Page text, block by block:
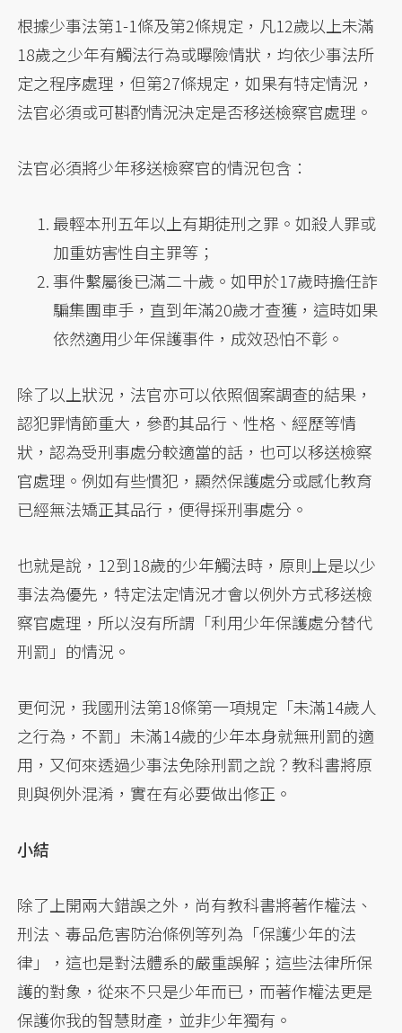
根據少事法第1-1條及第2條規定，凡12歲以上未滿
18歲之少年有觸法行為或曝險情狀，均依少事法所
定之程序處理，但第27條規定，如果有特定情況，
法官必須或可斟酌情況決定是否移送檢察官處理。
法官必須將少年移送檢察官的情況包含：
最輕本刑五年以上有期徒刑之罪。如殺人罪或
加重妨害性自主罪等；
事件繫屬後已滿二十歲。如甲於17歲時擔任詐
騙集團車手，直到年滿20歲才查獲，這時如果
依然適用少年保護事件，成效恐怕不彰。
除了以上狀況，法官亦可以依照個案調查的結果，
認犯罪情節重大，參酌其品行、性格、經歷等情
狀，認為受刑事處分較適當的話，也可以移送檢察
官處理。例如有些慣犯，顯然保護處分或感化教育
已經無法矯正其品行，便得採刑事處分。
也就是說，12到18歲的少年觸法時，原則上是以少
事法為優先，特定法定情況才會以例外方式移送檢
察官處理，所以沒有所謂「利用少年保護處分替代
刑罰」的情況。
更何況，我國刑法第18條第一項規定「未滿14歲人
之行為，不罰」未滿14歲的少年本身就無刑罰的適
用，又何來透過少事法免除刑罰之說？教科書將原
則與例外混淆，實在有必要做出修正。
小結
除了上開兩大錯誤之外，尚有教科書將著作權法、
刑法、毒品危害防治條例等列為「保護少年的法
律」，這也是對法體系的嚴重誤解；這些法律所保
護的對象，從來不只是少年而已，而著作權法更是
保護你我的智慧財產，並非少年獨有。